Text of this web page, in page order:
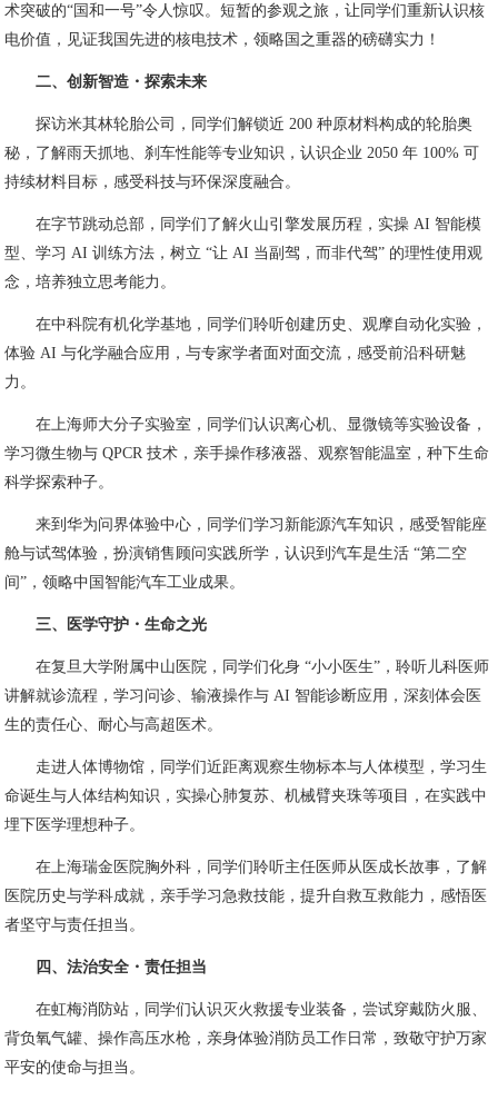
术突破的“国和一号”令人惊叹。短暂的参观之旅，让同学们重新认识核
电价值，见证我国先进的核电技术，领略国之重器的磅礴实力！
二、创新智造・探索未来
探访米其林轮胎公司，同学们解锁近 200 种原材料构成的轮胎奥
秘，了解雨天抓地、刹车性能等专业知识，认识企业 2050 年 100% 可
持续材料目标，感受科技与环保深度融合。
在字节跳动总部，同学们了解火山引擎发展历程，实操 AI 智能模
型、学习 AI 训练方法，树立 “让 AI 当副驾，而非代驾” 的理性使用观
念，培养独立思考能力。
在中科院有机化学基地，同学们聆听创建历史、观摩自动化实验，
体验 AI 与化学融合应用，与专家学者面对面交流，感受前沿科研魅
力。
在上海师大分子实验室，同学们认识离心机、显微镜等实验设备，
学习微生物与 QPCR 技术，亲手操作移液器、观察智能温室，种下生命
科学探索种子。
来到华为问界体验中心，同学们学习新能源汽车知识，感受智能座
舱与试驾体验，扮演销售顾问实践所学，认识到汽车是生活 “第二空
间”，领略中国智能汽车工业成果。
三、医学守护・生命之光
在复旦大学附属中山医院，同学们化身 “小小医生”，聆听儿科医师
讲解就诊流程，学习问诊、输液操作与 AI 智能诊断应用，深刻体会医
生的责任心、耐心与高超医术。
走进人体博物馆，同学们近距离观察生物标本与人体模型，学习生
命诞生与人体结构知识，实操心肺复苏、机械臂夹珠等项目，在实践中
埋下医学理想种子。
在上海瑞金医院胸外科，同学们聆听主任医师从医成长故事，了解
医院历史与学科成就，亲手学习急救技能，提升自救互救能力，感悟医
者坚守与责任担当。
四、法治安全・责任担当
在虹梅消防站，同学们认识灭火救援专业装备，尝试穿戴防火服、
背负氧气罐、操作高压水枪，亲身体验消防员工作日常，致敬守护万家
平安的使命与担当。